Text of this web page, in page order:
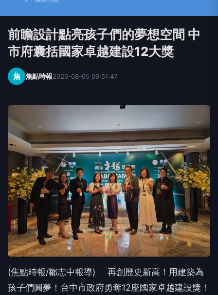
前瞻設計點亮孩子們的夢想空間 中
市府囊括國家卓越建設12大獎
焦 焦點時報2026-08-05 09:51:47
(焦點時報/鄒志中報導) 再創歷史新高！用建築為
孩子們圓夢！台中市政府勇奪12座國家卓越建設獎！